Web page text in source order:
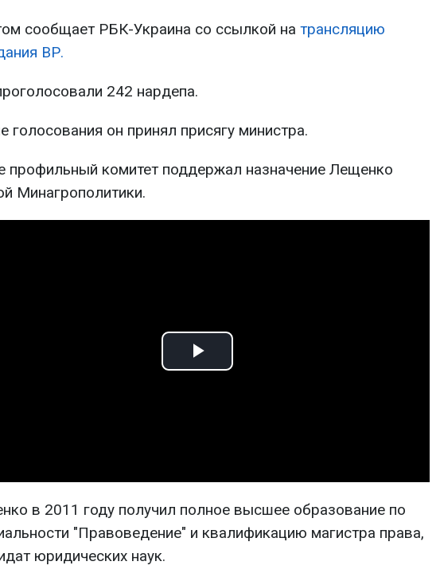
сообщает РБК-Украина со ссылкой на трансляцию
ВР.
242 нардепа.
голосования он принял присягу министра.
профильный комитет поддержал назначение Лещенко
Минагрополитики.
Play
в 2011 году получил полное высшее образование по
"Правоведение" и квалификацию магистра права,
юридических наук.